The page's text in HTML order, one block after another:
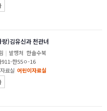
)김유신과 천관녀
| 발행처 한솔수북
911-한55ㅇ-16
자료실 어린이자료실